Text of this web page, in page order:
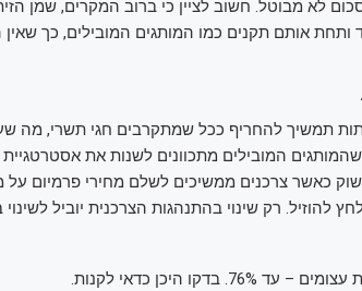
של 150-250 ש"ח – סכום לא מבוטל. חשוב לציין כי ברוב המקרים,
ותחת אותם תקנים כמו המותגים המובילים, כך
תמשיך להחריף ככל שמתקרבים חגי תשרי, מה
המובילים מתכוונים לשנות את
כאשר צרכנים ממשיכים לשלם מחירי פרמיום על
להוזיל. רק שינוי בהתנהגות הצרכנית יוביל
בדקו היכן כדאי לקנות.